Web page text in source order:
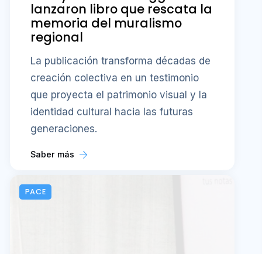
lanzaron libro que rescata la
memoria del muralismo
regional
La publicación transforma décadas de
creación colectiva en un testimonio
que proyecta el patrimonio visual y la
identidad cultural hacia las futuras
generaciones.
Saber más
PACE